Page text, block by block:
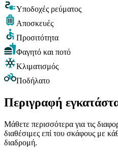
Υποδοχές ρεύματος
Αποσκευές
Προσιτότητα
Φαγητό και ποτό
Κλιματισμός
Ποδήλατο
Περιγραφή
Μάθετε περισσότερα για τις
διαθέσιμες επί του σκάφους με
διαδρομή.